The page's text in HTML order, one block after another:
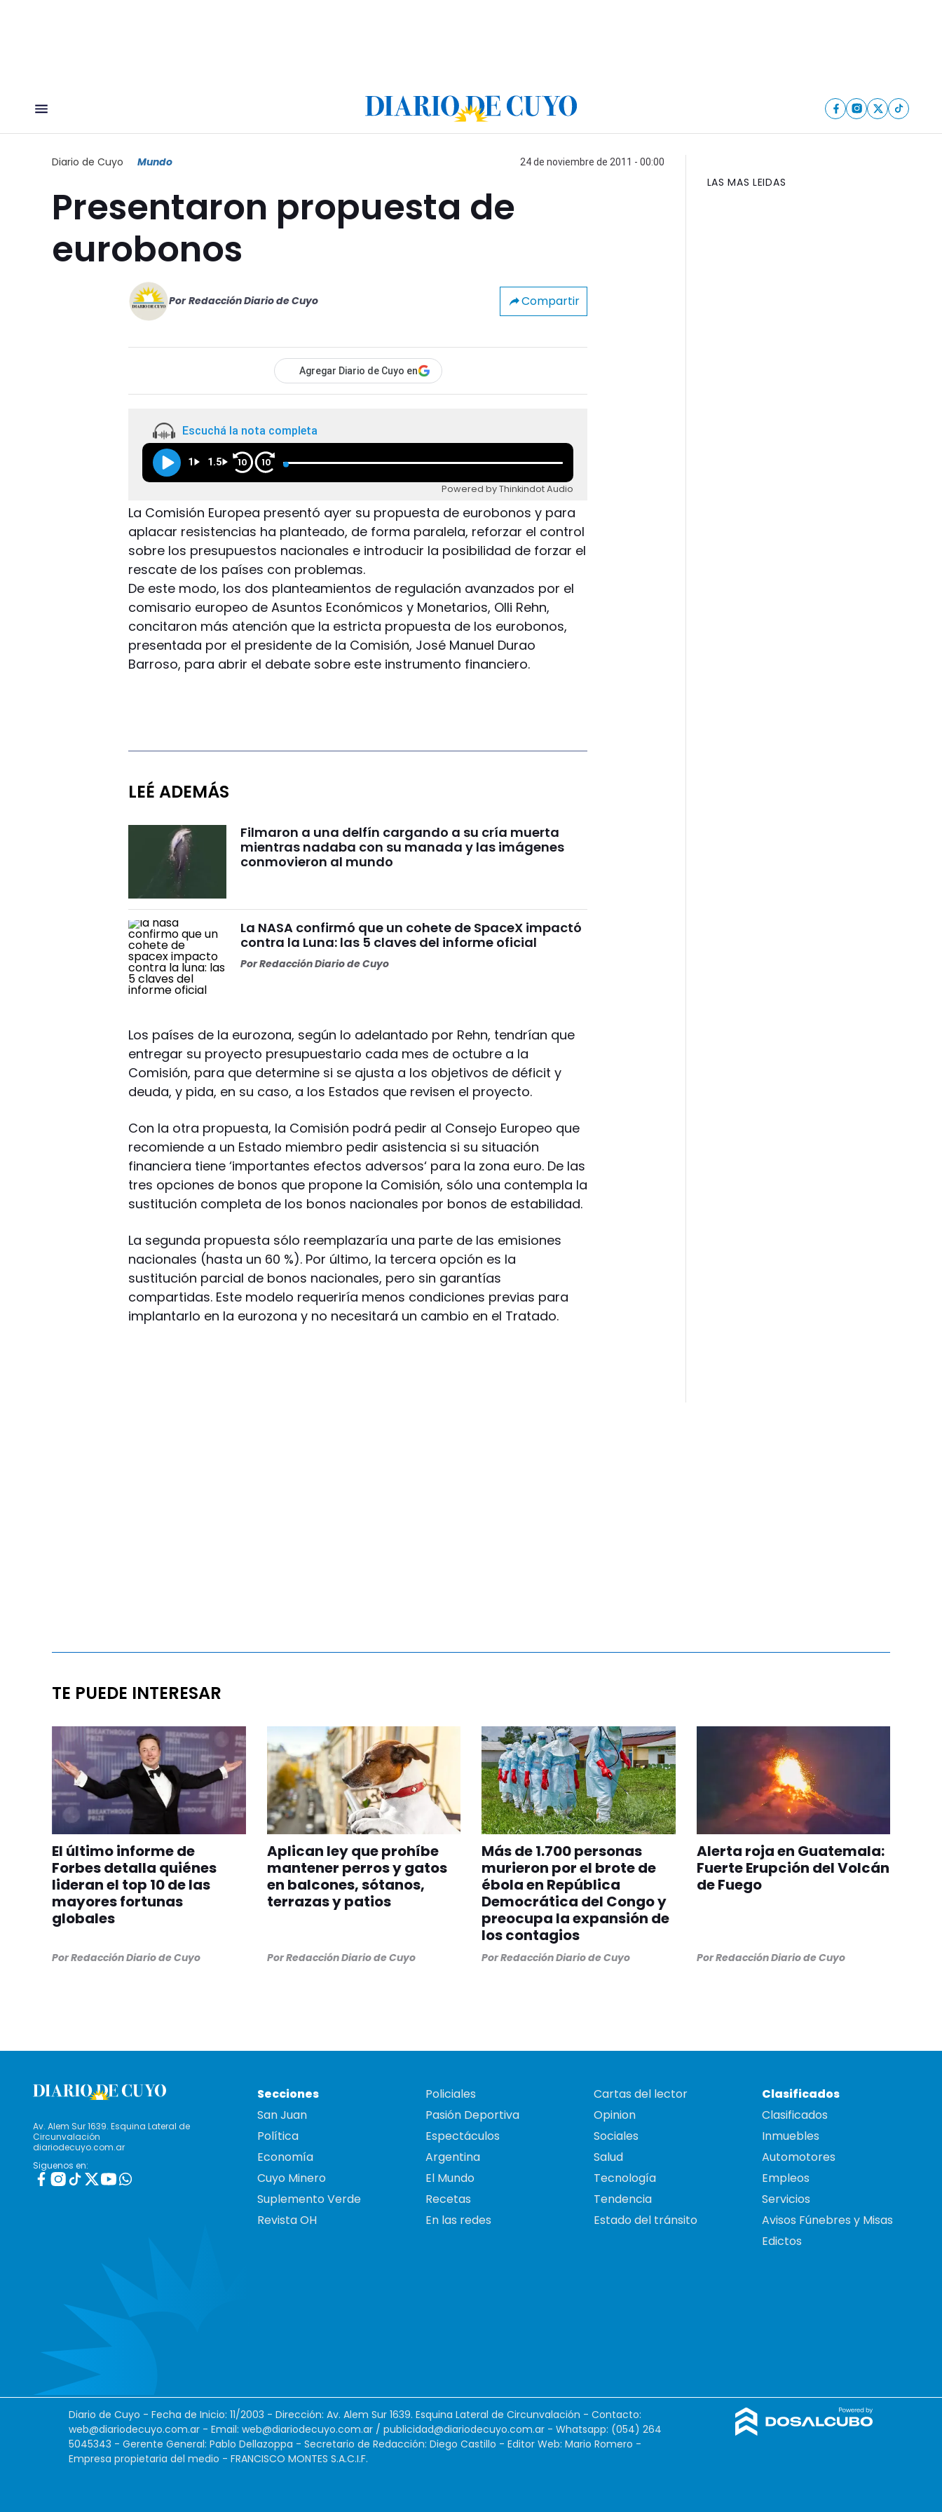
Diario de Cuyo Mundo 24 de noviembre de 2011 - 00:00
Presentaron propuesta de
eurobonos
Por Redacción Diario de Cuyo Compartir
Agregar Diario de Cuyo en
Escuchá la nota completa
1 1.5 10 10
Powered by Thinkindot Audio
La Comisión Europea presentó ayer su propuesta de eurobonos y para
aplacar resistencias ha planteado, de forma paralela, reforzar el control
sobre los presupuestos nacionales e introducir la posibilidad de forzar el
rescate de los países con problemas.
De este modo, los dos planteamientos de regulación avanzados por el
comisario europeo de Asuntos Económicos y Monetarios, Olli Rehn,
concitaron más atención que la estricta propuesta de los eurobonos,
presentada por el presidente de la Comisión, José Manuel Durao
Barroso, para abrir el debate sobre este instrumento financiero.
LEÉ ADEMÁS
Filmaron a una delfín cargando a su cría muerta
mientras nadaba con su manada y las imágenes
conmovieron al mundo
La NASA confirmó que un cohete de SpaceX impactó
contra la Luna: las 5 claves del informe oficial
PorRedacción Diario de Cuyo
Los países de la eurozona, según lo adelantado por Rehn, tendrían que
entregar su proyecto presupuestario cada mes de octubre a la
Comisión, para que determine si se ajusta a los objetivos de déficit y
deuda, y pida, en su caso, a los Estados que revisen el proyecto.
Con la otra propuesta, la Comisión podrá pedir al Consejo Europeo que
recomiende a un Estado miembro pedir asistencia si su situación
financiera tiene ‘importantes efectos adversos‘ para la zona euro. De las
tres opciones de bonos que propone la Comisión, sólo una contempla la
sustitución completa de los bonos nacionales por bonos de estabilidad.
La segunda propuesta sólo reemplazaría una parte de las emisiones
nacionales (hasta un 60 %). Por último, la tercera opción es la
sustitución parcial de bonos nacionales, pero sin garantías
compartidas. Este modelo requeriría menos condiciones previas para
implantarlo en la eurozona y no necesitará un cambio en el Tratado.
LAS MAS LEIDAS
TE PUEDE INTERESAR
El último informe de
Forbes detalla quiénes
lideran el top 10 de las
mayores fortunas
globales
PorRedacción Diario de Cuyo
Aplican ley que prohíbe
mantener perros y gatos
en balcones, sótanos,
terrazas y patios
PorRedacción Diario de Cuyo
Más de 1.700 personas
murieron por el brote de
ébola en República
Democrática del Congo y
preocupa la expansión de
los contagios
PorRedacción Diario de Cuyo
Alerta roja en Guatemala:
Fuerte Erupción del Volcán
de Fuego
PorRedacción Diario de Cuyo
Av. Alem Sur 1639. Esquina Lateral de
Circunvalación
diariodecuyo.com.ar
Siguenos en:
Secciones
San Juan
Política
Economía
Cuyo Minero
Suplemento Verde
Revista OH
Policiales
Pasión Deportiva
Espectáculos
Argentina
El Mundo
Recetas
En las redes
Cartas del lector
Opinion
Sociales
Salud
Tecnología
Tendencia
Estado del tránsito
Clasificados
Clasificados
Inmuebles
Automotores
Empleos
Servicios
Avisos Fúnebres y Misas
Edictos
Diario de Cuyo - Fecha de Inicio: 11/2003 - Dirección: Av. Alem Sur 1639. Esquina Lateral de Circunvalación - Contacto:
web@diariodecuyo.com.ar - Email: web@diariodecuyo.com.ar / publicidad@diariodecuyo.com.ar - Whatsapp: (054) 264
5045343 - Gerente General: Pablo Dellazoppa - Secretario de Redacción: Diego Castillo - Editor Web: Mario Romero -
Empresa propietaria del medio - FRANCISCO MONTES S.A.C.I.F.